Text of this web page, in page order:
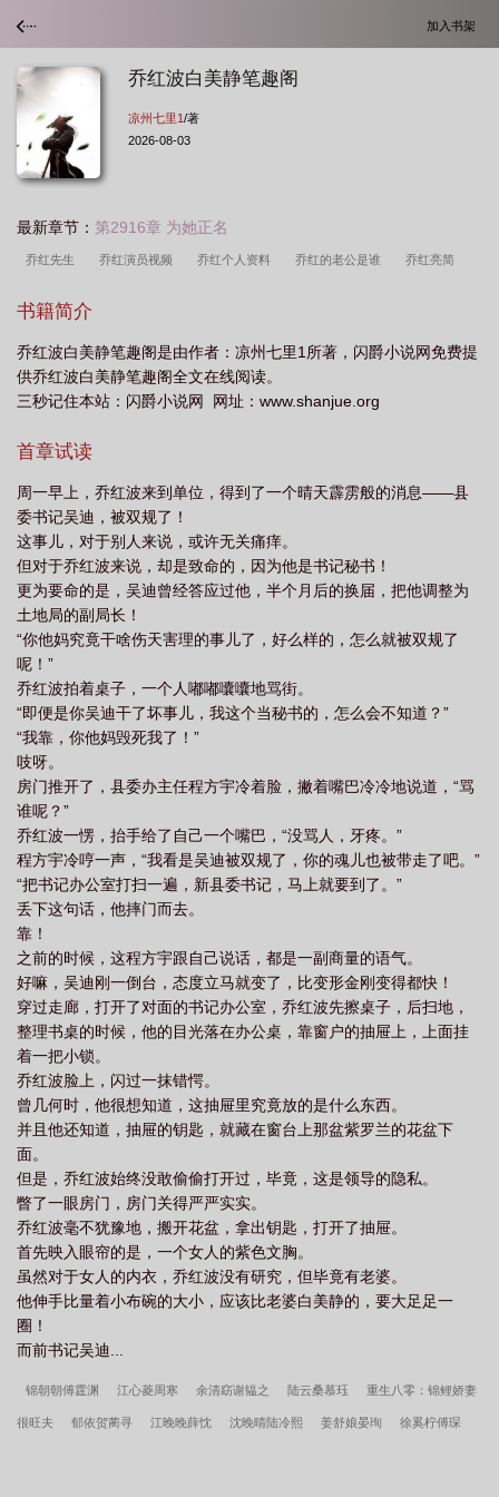
加入书架
乔红波白美静笔趣阁
凉州七里1/著
2026-08-03
最新章节： 第2916章 为她正名
乔红先生 乔红演员视频 乔红个人资料 乔红的老公是谁 乔红亮简
章节最新内容
历 乔红波新章节更新 乔红访谈 乔红 丈夫 乔红个人简历 乔红梅医
生 乔红简历 乔红兵个人资料年龄 乔红波超前更新免费阅读
介 乔红的老公
红作品 乔红去哪了 乔红与陈静
书籍简介
乔红波白美静笔趣阁是由作者：凉州七里1所著，闪爵小说网免费提
供乔红波白美静笔趣阁全文在线阅读。
三秒记住本站：闪爵小说网 网址：www.shanjue.org
首章试读
周一早上，乔红波来到单位，得到了一个晴天霹雳般的消息——县
委书记吴迪，被双规了！
这事儿，对于别人来说，或许无关痛痒。
但对于乔红波来说，却是致命的，因为他是书记秘书！
更为要命的是，吴迪曾经答应过他，半个月后的换届，把他调整为
土地局的副局长！
“你他妈究竟干啥伤天害理的事儿了，好么样的，怎么就被双规了
呢！”
乔红波拍着桌子，一个人嘟嘟囔囔地骂街。
“即便是你吴迪干了坏事儿，我这个当秘书的，怎么会不知道？”
“我靠，你他妈毁死我了！”
吱呀。
房门推开了，县委办主任程方宇冷着脸，撇着嘴巴冷冷地说道，“骂
谁呢？”
乔红波一愣，抬手给了自己一个嘴巴，“没骂人，牙疼。”
程方宇冷哼一声，“我看是吴迪被双规了，你的魂儿也被带走了吧。”
“把书记办公室打扫一遍，新县委书记，马上就要到了。”
丢下这句话，他摔门而去。
靠！
之前的时候，这程方宇跟自己说话，都是一副商量的语气。
好嘛，吴迪刚一倒台，态度立马就变了，比变形金刚变得都快！
穿过走廊，打开了对面的书记办公室，乔红波先擦桌子，后扫地，
整理书桌的时候，他的目光落在办公桌，靠窗户的抽屉上，上面挂
着一把小锁。
乔红波脸上，闪过一抹错愕。
曾几何时，他很想知道，这抽屉里究竟放的是什么东西。
并且他还知道，抽屉的钥匙，就藏在窗台上那盆紫罗兰的花盆下
面。
但是，乔红波始终没敢偷偷打开过，毕竟，这是领导的隐私。
瞥了一眼房门，房门关得严严实实。
乔红波毫不犹豫地，搬开花盆，拿出钥匙，打开了抽屉。
首先映入眼帘的是，一个女人的紫色文胸。
虽然对于女人的内衣，乔红波没有研究，但毕竟有老婆。
他伸手比量着小布碗的大小，应该比老婆白美静的，要大足足一
圈！
而前书记吴迪...
锦朝朝傅霆渊 江心菱周寒 余清窈谢韫之 陆云桑慕珏 重生八零：锦鲤娇妻
很旺夫 郁依贺蔺寻 江晚晚薛忱 沈晚晴陆冷熙 姜舒娘晏珣 徐奚柠傅琛